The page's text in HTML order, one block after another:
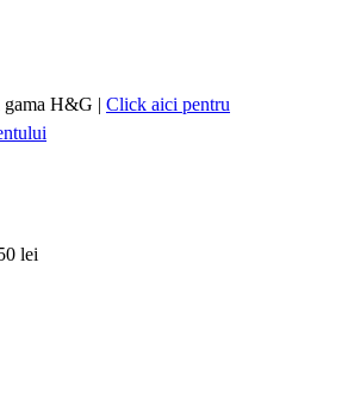
H&G | Click aici pentru
lei